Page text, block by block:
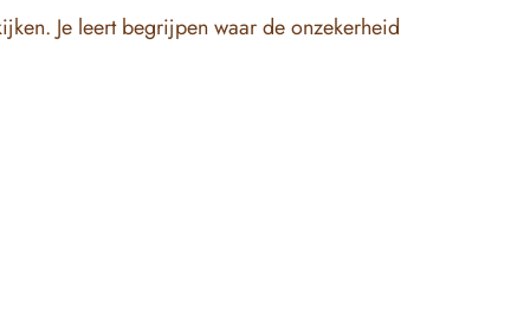
Je leert begrijpen waar de onzekerheid